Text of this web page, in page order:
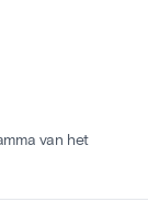
van het